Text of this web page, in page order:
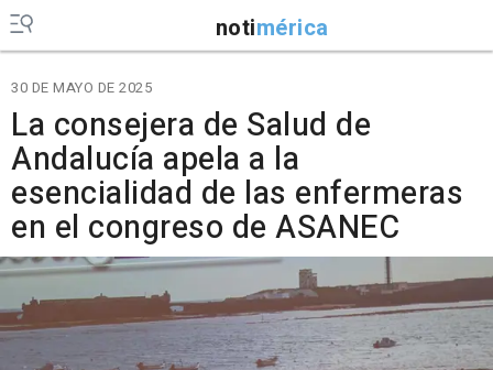
notimérica
30 DE MAYO DE 2025
La consejera de Salud de
Andalucía apela a la
esencialidad de las enfermeras
en el congreso de ASANEC